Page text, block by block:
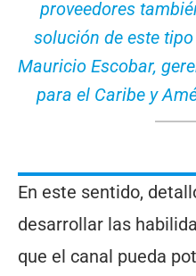
proveedores
solución de este
Mauricio Escobar,
para el Caribe y
En este sentido,
desarrollar las
que el canal pueda